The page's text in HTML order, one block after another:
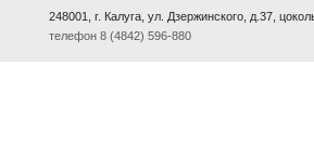
248001, г. Калуга, ул. Дзержинского, д.37,
телефон 8 (4842) 596-880